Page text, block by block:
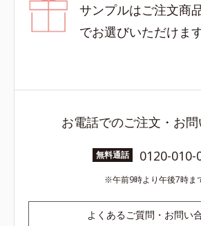
サンプルはご注文商
でお選びいただけま
お電話でのご注文・お
無料通話 0120-010-
午前9時より午後7時ま
よくあるご質問・お問い